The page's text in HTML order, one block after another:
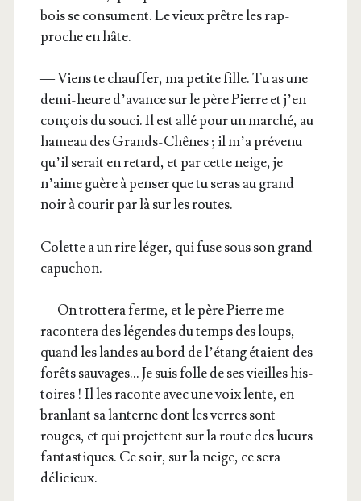
bois se consument. Le vieux prêtre les rap­
proche en hâte.
— Viens te chauf­fer, ma petite fille. Tu as une
demi-heure d’avance sur le père Pierre et j’en
conçois du sou­ci. Il est allé pour un mar­ché, au
hameau des Grands-Chênes ; il m’a pré­ve­nu
qu’il serait en retard, et par cette neige, je
n’aime guère à pen­ser que tu seras au grand
noir à cou­rir par là sur les routes.
Colette a un rire léger, qui fuse sous son grand
capuchon.
— On trot­te­ra ferme, et le père Pierre me
racon­te­ra des légendes du temps des loups,
quand les landes au bord de l’étang étaient des
forêts sau­vages… Je suis folle de ses vieilles his­
toires ! Il les raconte avec une voix lente, en
bran­lant sa lan­terne dont les verres sont
rouges, et qui pro­jettent sur la route des lueurs
fan­tas­tiques. Ce soir, sur la neige, ce sera
délicieux.